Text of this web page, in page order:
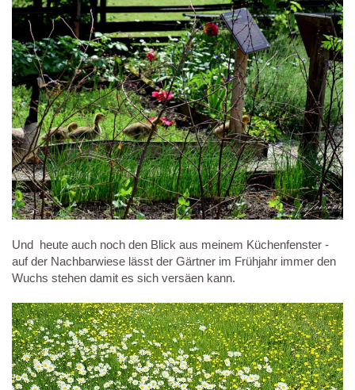
Und heute auch noch den Blick aus meinem Küchenfenster -
auf der Nachbarwiese lässt der Gärtner im Frühjahr immer den
Wuchs stehen damit es sich versäen kann.